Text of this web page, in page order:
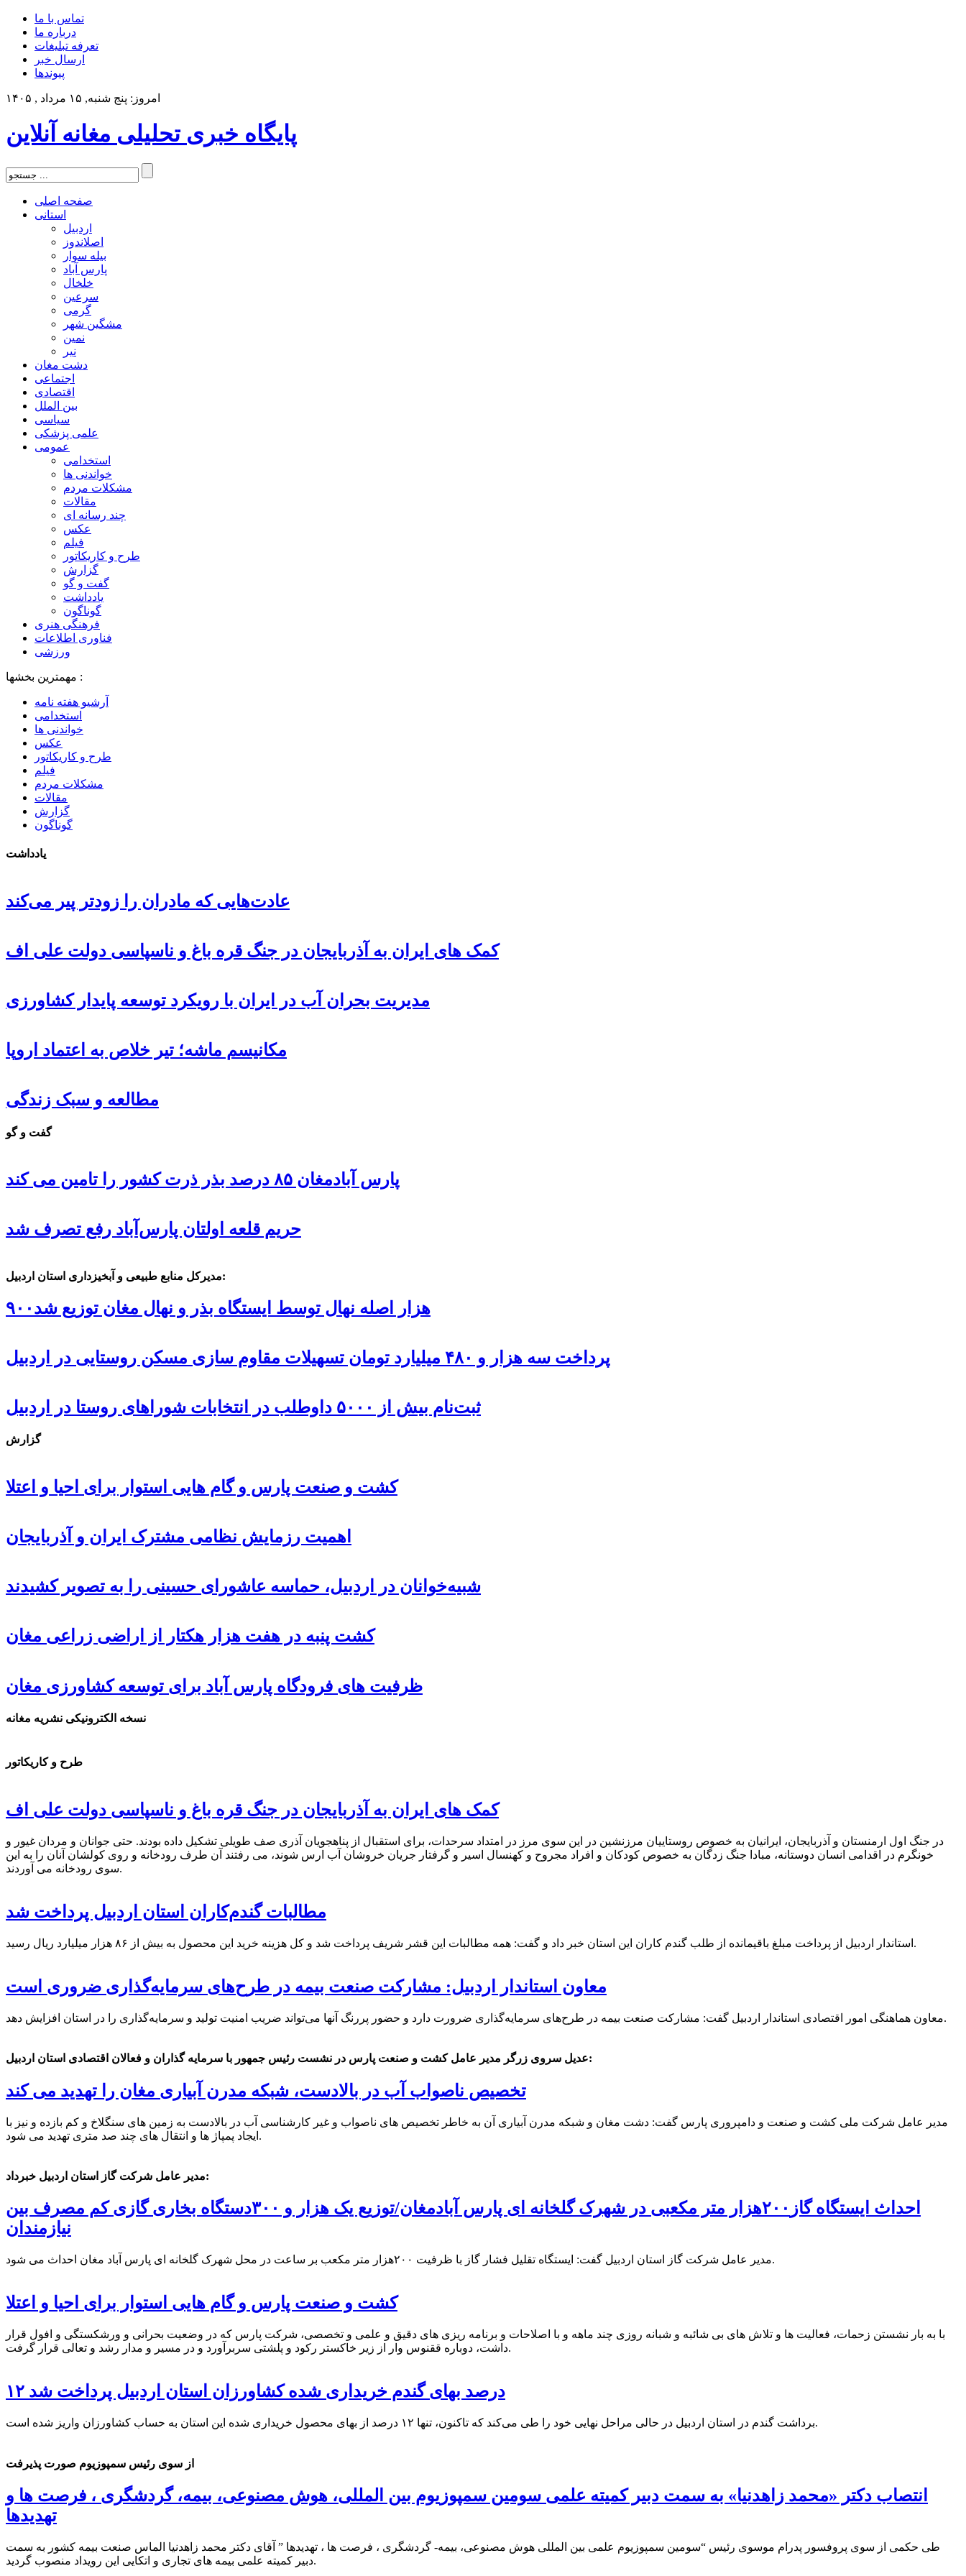
تماس با ما
درباره ما
تعرفه تبلیغات
ارسال خبر
پیوندها
امروز: پنج شنبه, ۱۵ مرداد , ۱۴۰۵
پایگاه خبری تحلیلی مغانه آنلاین
صفحه اصلی
استانی
اردبیل
اصلاندوز
بیله سوار
پارس آباد
خلخال
سرعین
گرمی
مشگین شهر
نمین
نیر
دشت مغان
اجتماعی
اقتصادی
بین الملل
سیاسی
علمی پزشکی
عمومی
استخدامی
خواندنی ها
مشکلات مردم
مقالات
چند رسانه ای
عکس
فیلم
طرح و کاریکاتور
گزارش
گفت و گو
یادداشت
گوناگون
فرهنگی هنری
فناوری اطلاعات
ورزشی
مهمترین بخشها :
آرشیو هفته نامه
استخدامی
خواندنی ها
عکس
طرح و کاریکاتور
فیلم
مشکلات مردم
مقالات
گزارش
گوناگون
یادداشت
عادت‌هایی که مادران را زودتر پیر می‌کند
کمک های ایران به آذربایجان در جنگ قره باغ و ناسپاسی دولت علی اف
مدیریت بحران آب در ایران با رویکرد توسعه پایدار کشاورزی
مکانیسم ماشه؛ تیر خلاص به اعتماد اروپا
مطالعه و سبک زندگی
گفت و گو
پارس آبادمغان ۸۵ درصد بذر ذرت کشور را تامین می کند
حریم قلعه اولتان پارس‌آباد رفع تصرف شد
مدیرکل منابع طبیعی و آبخیزداری استان اردبیل:
۹۰۰هزار اصله نهال توسط ایستگاه بذر و نهال مغان توزیع شد
پرداخت سه هزار و ۴۸۰ میلیارد تومان تسهیلات مقاوم سازی مسکن روستایی در اردبیل
ثبت‌نام بیش از ۵۰۰۰ داوطلب در انتخابات شوراهای روستا در اردبیل
گزارش
کشت و صنعت پارس و گام هایی استوار برای احیا و اعتلا
اهمیت رزمایش نظامی مشترک ایران و آذربایجان
شبیه‌خوانان در اردبیل، حماسه عاشورای حسینی را به تصویر کشیدند
کشت پنبه در هفت هزار هکتار از اراضی زراعی مغان
ظرفیت های فرودگاه پارس آباد برای توسعه کشاورزی مغان
نسخه الکترونیکی نشریه مغانه
طرح و کاریکاتور
کمک های ایران به آذربایجان در جنگ قره باغ و ناسپاسی دولت علی اف
در جنگ اول ارمنستان و آذربایجان، ایرانیان به خصوص روستاییان مرزنشین در این سوی مرز در امتداد سرحدات، برای استقبال از پناهجویان آذری صف طویلی تشکیل داده بودند. حتی جوانان و مردان غیور و
خونگرم در اقدامی انسان دوستانه، مبادا جنگ زدگان به خصوص کودکان و افراد مجروح و کهنسال اسیر و گرفتار جریان خروشان آب ارس شوند، می رفتند آن طرف رودخانه و روی کولشان آنان را به این
سوی رودخانه می آوردند.
مطالبات گندم‌کاران استان اردبیل پرداخت شد
استاندار اردبیل از پرداخت مبلغ باقیمانده از طلب گندم کاران این استان خبر داد و گفت: همه مطالبات این قشر شریف پرداخت شد و کل هزینه خرید این محصول به بیش از ۸۶ هزار میلیارد ریال رسید.
معاون استاندار اردبیل: مشارکت صنعت بیمه در طرح‌های سرمایه‌گذاری ضروری است
معاون هماهنگی امور اقتصادی استاندار اردبیل گفت: مشارکت صنعت بیمه در طرح‌های سرمایه‌گذاری ضرورت دارد و حضور پررنگ آنها می‌تواند ضریب امنیت تولید و سرمایه‌گذاری را در استان افزایش دهد.
عدیل سروی زرگر مدیر عامل کشت و صنعت پارس در نشست رئیس جمهور با سرمایه گذاران و فعالان اقتصادی استان اردبیل:
تخصیص ناصواب آب در بالادست، شبکه مدرن آبیاری مغان را تهدید می کند
مدیر عامل شرکت ملی کشت و صنعت و دامپروری پارس گفت: دشت مغان و شبکه مدرن آبیاری آن به خاطر تخصیص های ناصواب و غیر کارشناسی آب در بالادست به زمین های سنگلاخ و کم بازده و نیز با
ایجاد پمپاژ ها و انتقال های چند صد متری تهدید می شود.
مدیر عامل شرکت گاز استان اردبیل خبرداد:
احداث ایستگاه گاز۲۰۰هزار متر مکعبی در شهرک گلخانه ای پارس آبادمغان/توزیع یک هزار و ۳۰۰دستگاه بخاری گازی کم مصرف بین
نیازمندان
مدیر عامل شرکت گاز استان اردبیل گفت: ایستگاه تقلیل فشار گاز با ظرفیت ۲۰۰هزار متر مکعب بر ساعت در محل شهرک گلخانه ای پارس آباد مغان احداث می شود.
کشت و صنعت پارس و گام هایی استوار برای احیا و اعتلا
با به بار نشستن زحمات، فعالیت ها و تلاش های بی شائبه و شبانه روزی چند ماهه و با اصلاحات و برنامه ریزی های دقیق و علمی و تخصصی، شرکت پارس که در وضعیت بحرانی و ورشکستگی و افول قرار
داشت، دوباره ققنوس وار از زیر خاکستر رکود و پلشتی سربرآورد و در مسیر و مدار رشد و تعالی قرار گرفت.
۱۲ درصد بهای گندم خریداری شده کشاورزان استان اردبیل پرداخت شد
برداشت گندم در استان اردبیل در حالی مراحل نهایی خود را طی می‌کند که تاکنون، تنها ۱۲ درصد از بهای محصول خریداری شده این استان به حساب کشاورزان واریز شده است.
از سوی رئیس سمپوزیوم صورت پذیرفت
انتصاب دکتر «محمد زاهدنیا» به سمت دبیر کمیته علمی سومین سمپوزیوم بین المللی، هوش مصنوعی، بیمه، گردشگری ، فرصت ها و
تهدیدها
طی حکمی از سوی پروفسور پدرام موسوی رئیس “سومین سمپوزیوم علمی بین المللی هوش مصنوعی، بیمه- گردشگری ، فرصت ها ، تهدیدها ” آقای دکتر محمد زاهدنیا الماس صنعت بیمه کشور به سمت
دبیر کمیته علمی بیمه های تجاری و اتکایی این رویداد منصوب گردید.